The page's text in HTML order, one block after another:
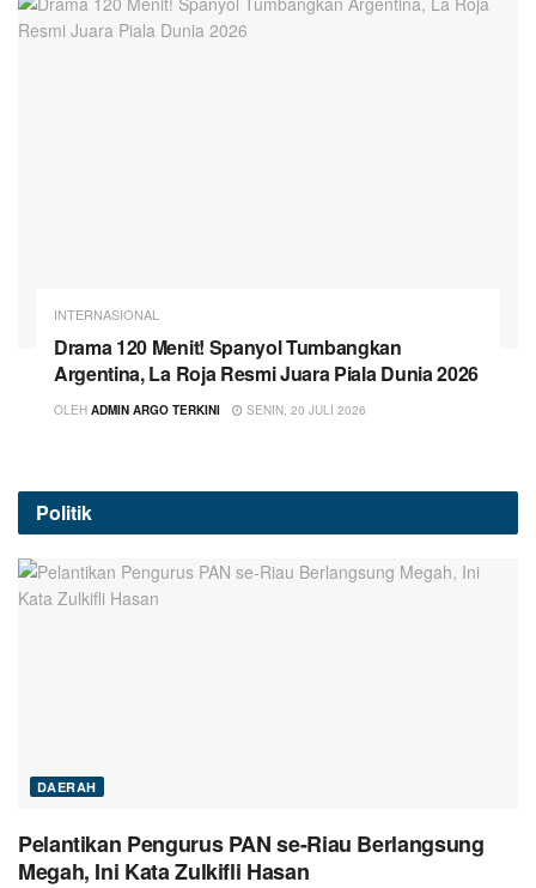
INTERNASIONAL
Drama 120 Menit! Spanyol Tumbangkan
Argentina, La Roja Resmi Juara Piala Dunia 2026
OLEH ADMIN ARGO TERKINI SENIN, 20 JULI 2026
Politik
DAERAH
Pelantikan Pengurus PAN se-Riau Berlangsung
Megah, Ini Kata Zulkifli Hasan